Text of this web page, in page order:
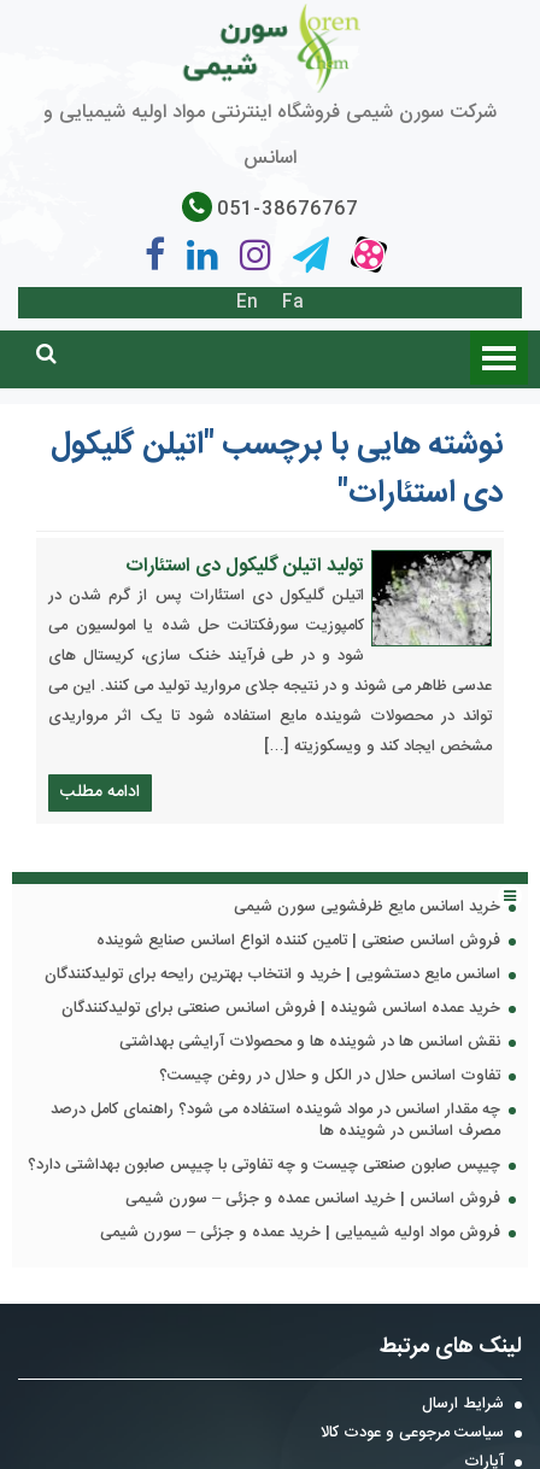
شرکت سورن شیمی فروشگاه اینترنتی مواد اولیه شیمیایی و
اسانس
051-38676767
Fa
En
نوشته هایی با برچسب "اتیلن گلیکول
دی استئارات"
تولید اتیلن گلیکول دی استئارات
اتیلن گلیکول دی استئارات پس از گرم شدن در
کامپوزیت سورفکتانت حل شده یا امولسیون می
شود و در طی فرآیند خنک سازی، کریستال های
عدسی ظاهر می شوند و در نتیجه جلای مروارید تولید می کنند. این می
تواند در محصولات شوینده مایع استفاده شود تا یک اثر مرواریدی
مشخص ایجاد کند و ویسکوزیته […]
ادامه مطلب
خرید اسانس مایع ظرفشویی سورن شیمی
فروش اسانس صنعتی | تامین کننده انواع اسانس صنایع شوینده
اسانس مایع دستشویی | خرید و انتخاب بهترین رایحه برای تولیدکنندگان
خرید عمده اسانس شوینده | فروش اسانس صنعتی برای تولیدکنندگان
نقش اسانس ها در شوینده ها و محصولات آرایشی بهداشتی
تفاوت اسانس حلال در الکل و حلال در روغن چیست؟
چه مقدار اسانس در مواد شوینده استفاده می شود؟ راهنمای کامل درصد
مصرف اسانس در شوینده ها
چیپس صابون صنعتی چیست و چه تفاوتی با چیپس صابون بهداشتی دارد؟
فروش اسانس | خرید اسانس عمده و جزئی – سورن شیمی
فروش مواد اولیه شیمیایی | خرید عمده و جزئی – سورن شیمی
لینک های مرتبط
شرایط ارسال
سیاست مرجوعی و عودت کالا
آپارات